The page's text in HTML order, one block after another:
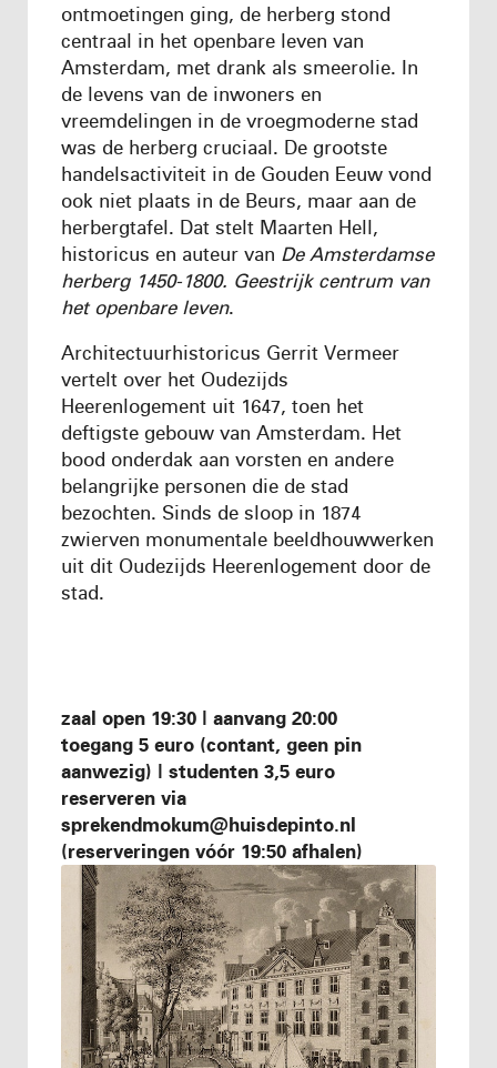
ontmoetingen ging, de herberg stond
centraal in het openbare leven van
Amsterdam, met drank als smeerolie. In
de levens van de inwoners en
vreemdelingen in de vroegmoderne stad
was de herberg cruciaal. De grootste
handelsactiviteit in de Gouden Eeuw vond
ook niet plaats in de Beurs, maar aan de
herbergtafel. Dat stelt Maarten Hell,
historicus en auteur van De Amsterdamse
herberg 1450-1800. Geestrijk centrum van
het openbare leven.
Architectuurhistoricus Gerrit Vermeer
vertelt over het Oudezijds
Heerenlogement uit 1647, toen het
deftigste gebouw van Amsterdam. Het
bood onderdak aan vorsten en andere
belangrijke personen die de stad
bezochten. Sinds de sloop in 1874
zwierven monumentale beeldhouwwerken
uit dit Oudezijds Heerenlogement door de
stad.
zaal open 19:30 | aanvang 20:00
toegang 5 euro (contant, geen pin
aanwezig) | studenten 3,5 euro
reserveren via
sprekendmokum@huisdepinto.nl
(reserveringen vóór 19:50 afhalen)